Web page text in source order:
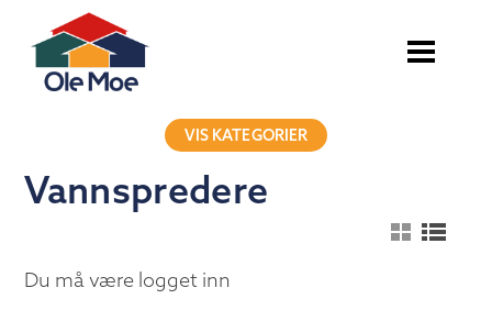
VIS KATEGORIER
Vannspredere
Du må være logget inn